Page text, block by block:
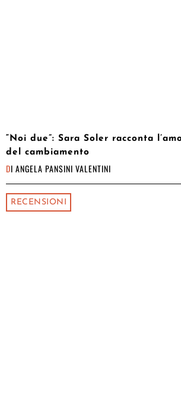
“Noi due”: Sara Soler racconta
del cambiamento
DI ANGELA PANSINI VALENTINI
RECENSIONI